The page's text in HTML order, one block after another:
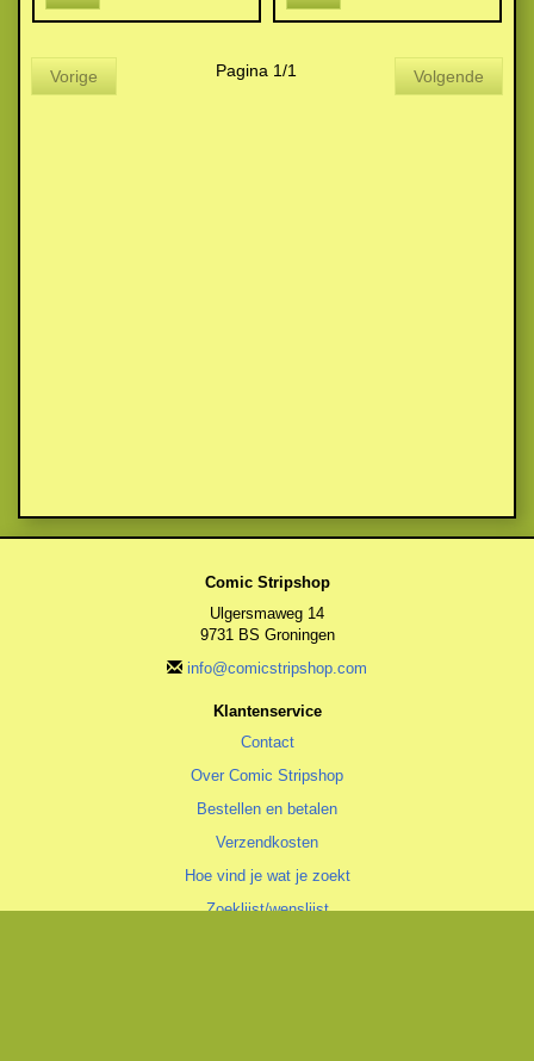
Vorige Pagina 1/1 Volgende
Comic Stripshop
Ulgersmaweg 14
9731 BS Groningen
info@comicstripshop.com
Klantenservice
Contact
Over Comic Stripshop
Bestellen en betalen
Verzendkosten
Hoe vind je wat je zoekt
Zoeklijst/wenslijst